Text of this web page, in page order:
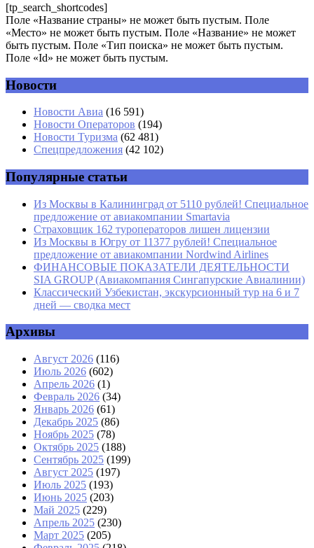
Имя *
Email*
[tp_search_shortcodes]
Поле «Название страны» не может быть пустым. Поле
«Место» не может быть пустым. Поле «Название» не может
быть пустым. Поле «Тип поиска» не может быть пустым.
Поле «Id» не может быть пустым.
Новости
Новости Авиа (16 591)
Новости Операторов (194)
Новости Туризма (62 481)
Спецпредложения (42 102)
Популярные статьи
Из Москвы в Калининград от 5110 рублей! Специальное
предложение от авиакомпании Smartavia
Страховщик 162 туроператоров лишен лицензии
Из Москвы в Югру от 11377 рублей! Специальное
предложение от авиакомпании Nordwind Airlines
ФИНАНСОВЫЕ ПОКАЗАТЕЛИ ДЕЯТЕЛЬНОСТИ
SIA GROUP (Авиакомпания Сингапурские Авиалинии)
Классический Узбекистан, экскурсионный тур на 6 и 7
дней — сводка мест
Архивы
Август 2026 (116)
Июль 2026 (602)
Апрель 2026 (1)
Февраль 2026 (34)
Январь 2026 (61)
Декабрь 2025 (86)
Ноябрь 2025 (78)
Октябрь 2025 (188)
Сентябрь 2025 (199)
Август 2025 (197)
Июль 2025 (193)
Июнь 2025 (203)
Май 2025 (229)
Апрель 2025 (230)
Март 2025 (205)